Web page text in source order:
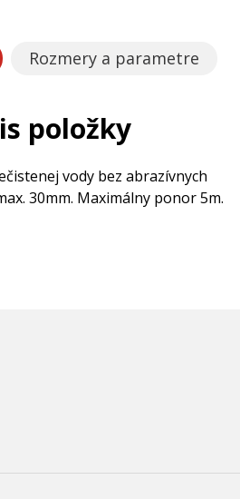
Rozmery a parametre
položky
vody bez abrazívnych
30mm. Maximálny ponor 5m.